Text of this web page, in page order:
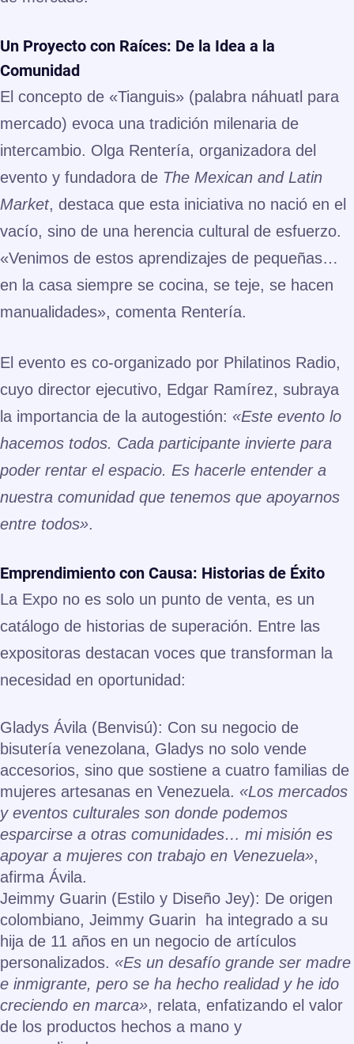
Un Proyecto con Raíces: De la Idea a la
Comunidad
El concepto de «Tianguis» (palabra náhuatl para
mercado) evoca una tradición milenaria de
intercambio. Olga Rentería, organizadora del
evento y fundadora de The Mexican and Latin
Market, destaca que esta iniciativa no nació en el
vacío, sino de una herencia cultural de esfuerzo.
«Venimos de estos aprendizajes de pequeñas…
en la casa siempre se cocina, se teje, se hacen
manualidades», comenta Rentería.
El evento es co-organizado por Philatinos Radio,
cuyo director ejecutivo, Edgar Ramírez, subraya
la importancia de la autogestión: «Este evento lo
hacemos todos. Cada participante invierte para
poder rentar el espacio. Es hacerle entender a
nuestra comunidad que tenemos que apoyarnos
entre todos».
Emprendimiento con Causa: Historias de Éxito
La Expo no es solo un punto de venta, es un
catálogo de historias de superación. Entre las
expositoras destacan voces que transforman la
necesidad en oportunidad:
Gladys Ávila (Benvisú): Con su negocio de
bisutería venezolana, Gladys no solo vende
accesorios, sino que sostiene a cuatro familias de
mujeres artesanas en Venezuela. «Los mercados
y eventos culturales son donde podemos
esparcirse a otras comunidades… mi misión es
apoyar a mujeres con trabajo en Venezuela»,
afirma Ávila.
Jeimmy Guarin (Estilo y Diseño Jey): De origen
colombiano, Jeimmy Guarin ha integrado a su
hija de 11 años en un negocio de artículos
personalizados. «Es un desafío grande ser madre
e inmigrante, pero se ha hecho realidad y he ido
creciendo en marca», relata, enfatizando el valor
de los productos hechos a mano y